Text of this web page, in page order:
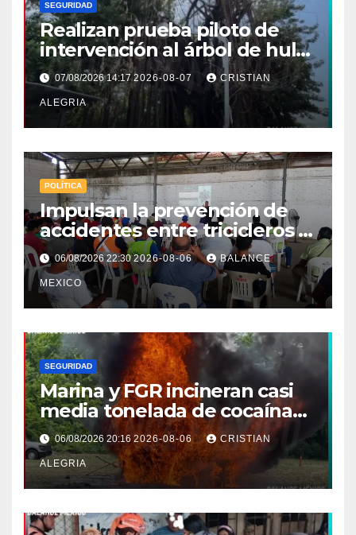
SEGURIDAD
Realizan prueba piloto de
intervención al árbol de hule
en Tapachula
07/08/2026 14:172026-08-07 CRISTIAN
ALEGRIA
POLÍTICA
Impulsan la prevención de
accidentes entre tricicleros y
mototriciclistas de Tapachula
06/08/2026 22:302026-08-06 BALANCE
MEXICO
SEGURIDAD
Marina y FGR incineran casi
media tonelada de cocaína
asegurada frente a las costas
de Chiapas
06/08/2026 20:16 2026-08-06 CRISTIAN
ALEGRIA